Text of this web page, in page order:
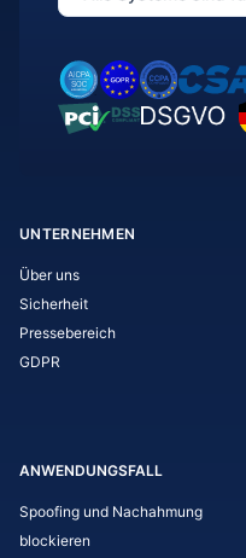
UNTERNEHMEN
Über uns
Sicherheit
Pressebereich
GDPR
ANWENDUNGSFALL
Spoofing und Nachahmung
blockieren